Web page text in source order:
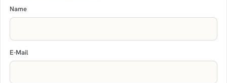
Name
E-Mail